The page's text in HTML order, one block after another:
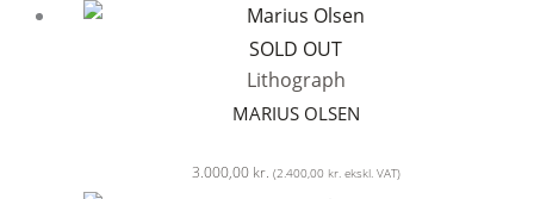
SOLD OUT
Lithograph
MARIUS OLSEN
3.000,00 kr. (2.400,00 kr.ekskl. VAT)